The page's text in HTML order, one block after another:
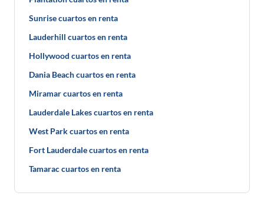
Sunrise cuartos en renta
Lauderhill cuartos en renta
Hollywood cuartos en renta
Dania Beach cuartos en renta
Miramar cuartos en renta
Lauderdale Lakes cuartos en renta
West Park cuartos en renta
Fort Lauderdale cuartos en renta
Tamarac cuartos en renta